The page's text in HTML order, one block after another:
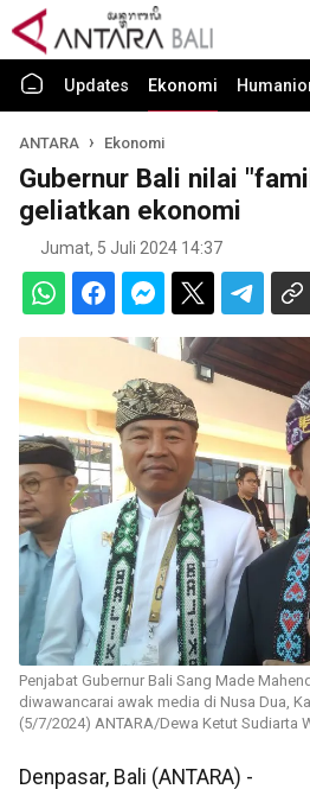
Updates Ekonomi
ANTARA Ekonomi
Gubernur Bali nilai
geliatkan ekonomi
Jumat, 5 Juli 2024 14:37
Penjabat Gubernur Bali Sang Made
diwawancarai awak media di Nusa Dua,
(5/7/2024) ANTARA/Dewa Ketut Sudiarta
Denpasar, Bali (ANTARA) -